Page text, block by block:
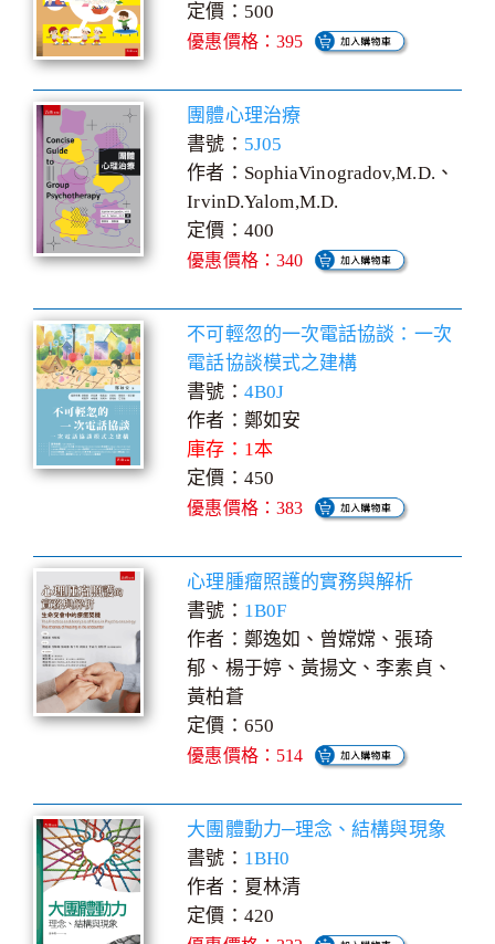
定價：500
優惠價格：395
團體心理治療
書號： 5J05
作者：SophiaVinogradov,M.D.、
IrvinD.Yalom,M.D.
定價：400
優惠價格：340
不可輕忽的一次電話協談：一次
電話協談模式之建構
書號： 4B0J
作者：鄭如安
庫存：1本
定價：450
優惠價格：383
心理腫瘤照護的實務與解析
書號： 1B0F
作者：鄭逸如、曾嫦嫦、張琦
郁、楊于婷、黃揚文、李素貞、
黃柏蒼
定價：650
優惠價格：514
大團體動力─理念、結構與現象
書號： 1BH0
作者：夏林清
定價：420